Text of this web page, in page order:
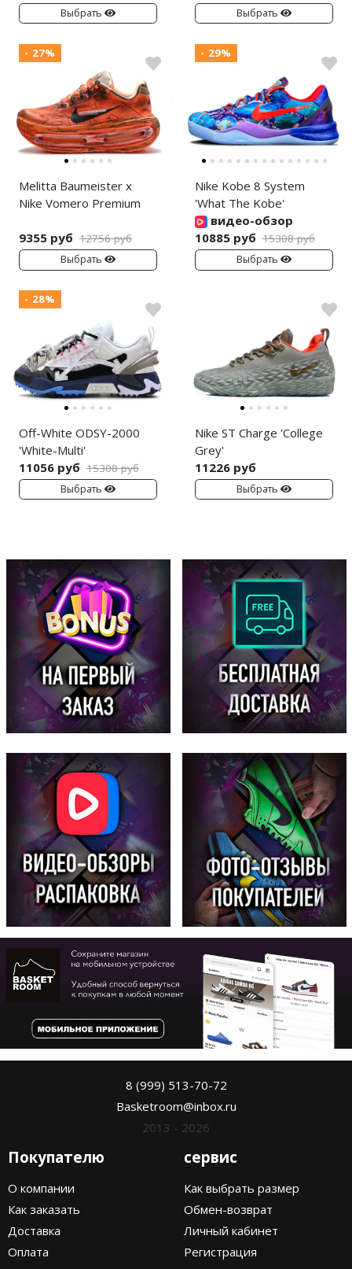
Выбрать Выбрать
- 27%
Melitta Baumeister x
Nike Vomero Premium
9355 руб 12756 руб
Выбрать
- 29%
Nike Kobe 8 System
'What The Kobe'
видео-обзор
10885 руб 15308 руб
Выбрать
- 28%
Off-White ODSY-2000
'White-Multi'
11056 руб 15308 руб
Выбрать
Nike ST Charge 'College
Grey'
11226 руб
Выбрать
8 (999) 513-70-72
Basketroom@inbox.ru
2013 - 2026
Покупателю
О компании
Как заказать
Доставка
Оплата
сервис
Как выбрать размер
Обмен-возврат
Личный кабинет
Регистрация